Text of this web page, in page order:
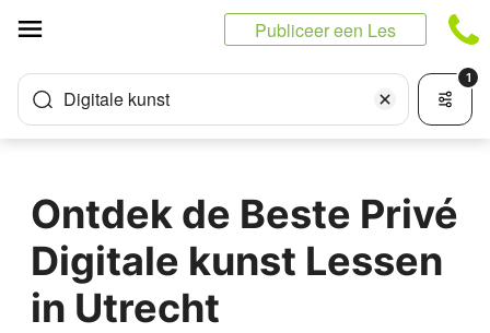
Publiceer een Les
Digitale kunst
1
Ontdek de Beste Privé
Digitale kunst Lessen
in Utrecht